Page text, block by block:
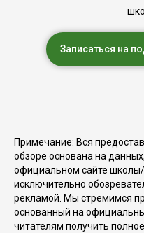
Записаться на
Примечание: Вся
обзоре основана на
официальном сайте школы/
исключительно
рекламой. Мы стремимся
основанный на
читателям получить